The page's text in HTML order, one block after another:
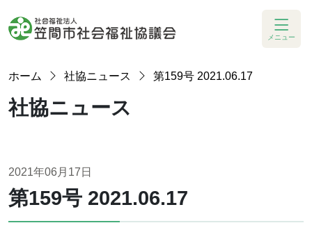
メニュー
ホーム 社協ニュース 第159号 2021.06.17
社協ニュース
2021年06月17日
第159号 2021.06.17